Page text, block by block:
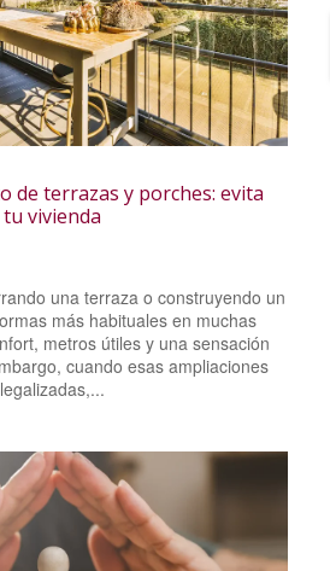
de terrazas y porches: evita
vivienda
una terraza o construyendo un
más habituales en muchas
metros útiles y una sensación
cuando esas ampliaciones